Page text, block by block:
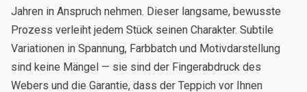
Jahren in Anspruch nehmen. Dieser langsame, bewusste
Prozess verleiht jedem Stück seinen Charakter. Subtile
Variationen in Spannung, Farbbatch und Motivdarstellung
sind keine Mängel — sie sind der Fingerabdruck des
Webers und die Garantie, dass der Teppich vor Ihnen